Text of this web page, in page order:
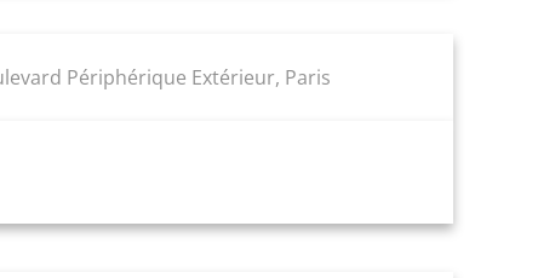
Périphérique Extérieur, Paris